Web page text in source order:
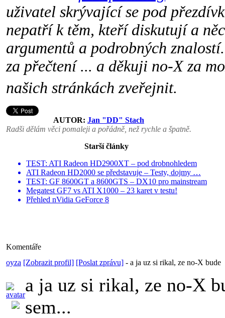
uživatel skrývající se pod
nepatří k těm, kteří diskutují a
argumentů a podrobných
za přečtení ... a děkuji no-X za
našich stránkách zveřejnit.
AUTOR: Jan "DD" Stach
Radši dělám věci pomaleji a pořádně, než rychle a špatně.
Starší články
TEST: ATI Radeon HD2900XT – pod drobnohledem
ATI Radeon HD2000 se představuje – Testy, dojmy …
TEST: GF 8600GT a 8600GTS – DX10 pro mainstream
Megatest GF7 vs ATI X1000 – 23 karet v testu!
Přehled nVidia GeForce 8
Komentáře
oyza [Zobrazit profil] [Poslat zprávu] - a ja uz si rikal, ze no-X bude
a ja uz si rikal, ze no-X
sem...